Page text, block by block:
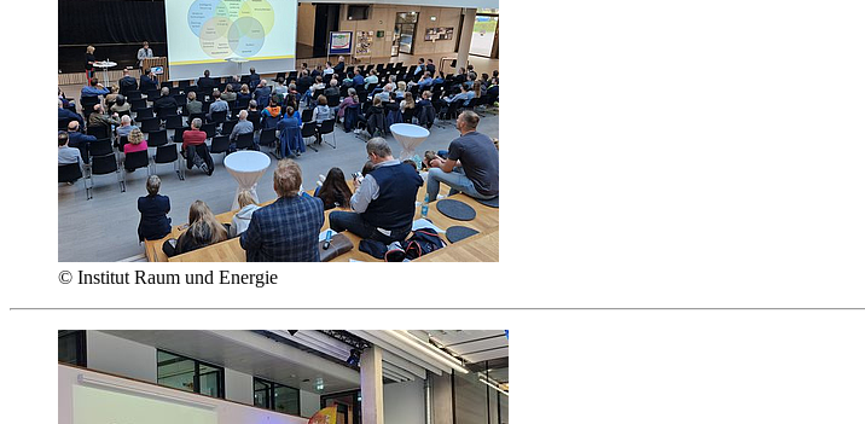
© Institut Raum und Energie